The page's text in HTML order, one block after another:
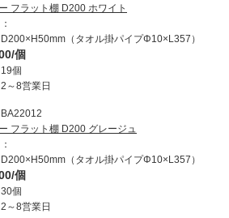
フラット棚 D200 ホワイト
（タオル掛パイプΦ10×L357）
個
19個
2～8営業日
BA22012
フラット棚 D200 グレージュ
（タオル掛パイプΦ10×L357）
個
30個
2～8営業日